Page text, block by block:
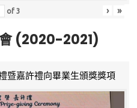
of3 › »
(2020-2021)
暨嘉許禮向畢業生頒獎獎項